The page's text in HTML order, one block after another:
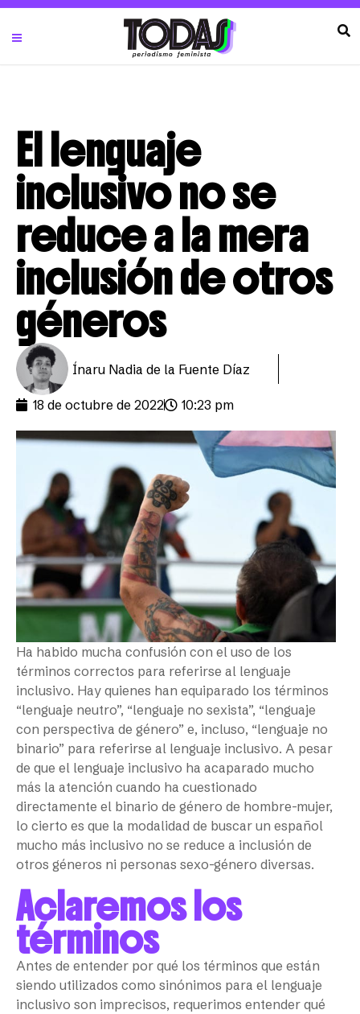
El lenguaje
inclusivo no se
reduce a la mera
inclusión de otros
géneros
Ínaru Nadia de la Fuente Díaz
18 de octubre de 2022 10:23 pm
Ha habido mucha confusión con el uso de los
términos correctos para referirse al lenguaje
inclusivo. Hay quienes han equiparado los términos
“lenguaje neutro”, “lenguaje no sexista”, “lenguaje
con perspectiva de género” e, incluso, “lenguaje no
binario” para referirse al lenguaje inclusivo. A pesar
de que el lenguaje inclusivo ha acaparado mucho
más la atención cuando ha cuestionado
directamente el binario de género de hombre-mujer,
lo cierto es que la modalidad de buscar un español
mucho más inclusivo no se reduce a inclusión de
otros géneros ni personas sexo-género diversas.
Aclaremos los
términos
Antes de entender por qué los términos que están
siendo utilizados como sinónimos para el lenguaje
inclusivo son imprecisos, requerimos entender qué